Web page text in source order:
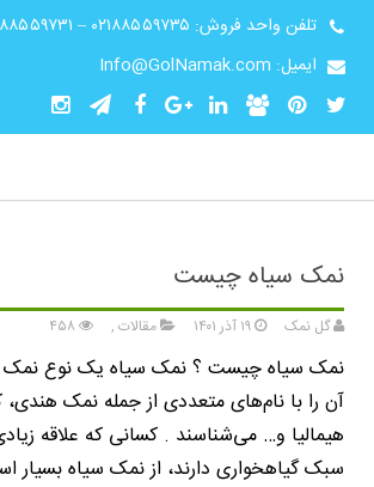
تلفن واحد فروش: ۰۲۱۸۸۵۵۹۷۳۵ –
ایمیل: Info@GolNamak.com
نمک سیاه چیست
گل نمک مقالات ,
نمک سیاه چیست ؟ نمک سیاه یک نوع نمک
آن را با نام‌های متعددی از جمله نمک
هیمالیا و… می‌شناسند . کسانی که علاقه
سبک گیاهخواری دارند، از نمک سیاه بسیار